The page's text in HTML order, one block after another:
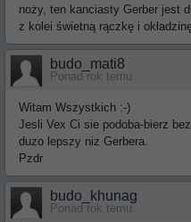
noży, ten kanciasty Gerber jest
z kolei świetną rączkę i
budo_mati8
Ponad rok temu
Witam Wszystkich :-)
Jesli Vex Ci sie podoba-bierz
duzo lepszy niz Gerbera.
Pzdr
budo_khunag
Ponad rok temu